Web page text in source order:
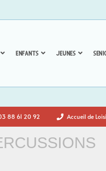
ENFANTS JEUNES
88 61 20 92 Accueil de